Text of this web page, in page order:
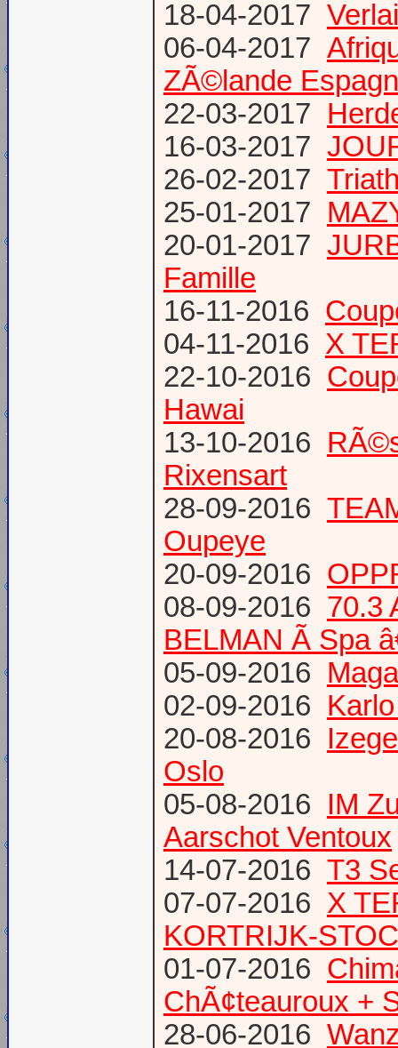
18-04-2017
06-04-2017
ZÃ©lande
22-03-2017
16-03-2017
26-02-2017
25-01-2017
20-01-2017
Famille
16-11-2016
04-11-2016 X
22-10-2016
Hawai
13-10-2016
Rixensart
28-09-2016
Oupeye
20-09-2016
08-09-2016 70.3
BELMAN Ã Spa
05-09-2016
02-09-2016
20-08-2016
Oslo
05-08-2016 IM
Aarschot Ventoux
14-07-2016 T3
07-07-2016 X
KORTRIJK-
01-07-2016
ChÃ¢teauroux +
28-06-2016